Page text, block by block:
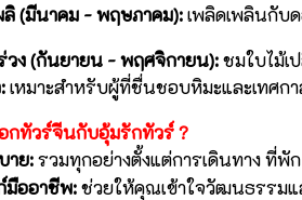
ลิ (มีนาคม - พฤษภาคม):เพลิดเพลินกับ
วง (กันยายน - พฤศจิกายน):ชมใบไม้เ
เหมาะสำหรับผู้ที่ชื่นชอบหิมะและเทศก
อกทัวร์จีนกับอุ้มรักทัวร์ ?
าย:รวมทุกอย่างตั้งแต่การเดินทาง ที่พั
มืออาชีพ:ช่วยให้คุณเข้าใจวัฒนธรรมแ